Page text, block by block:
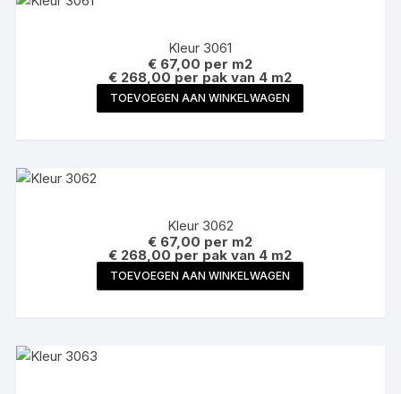
Kleur 3061
€ 67,00 per m2
€ 268,00 per pak van 4 m2
TOEVOEGEN AAN WINKELWAGEN
Kleur 3062
€ 67,00 per m2
€ 268,00 per pak van 4 m2
TOEVOEGEN AAN WINKELWAGEN